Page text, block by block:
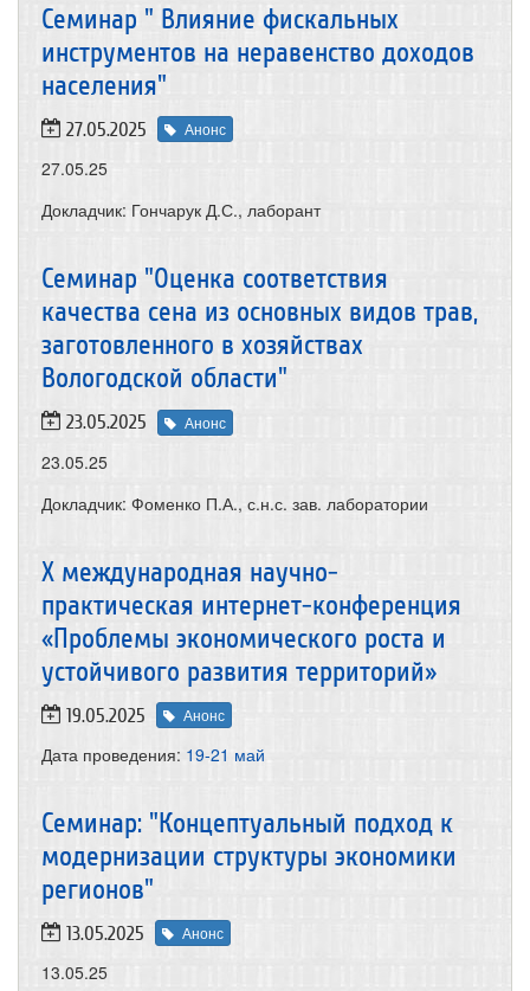
Семинар " Влияние фискальных
инструментов на неравенство доходов
населения"
27.05.2025 Анонс
27.05.25
Докладчик: Гончарук Д.С., лаборант
Семинар "Оценка соответствия
качества сена из основных видов трав,
заготовленного в хозяйствах
Вологодской области"
23.05.2025 Анонс
23.05.25
Докладчик: Фоменко П.А., с.н.с. зав. лаборатории
X международная научно-
практическая интернет-конференция
«Проблемы экономического роста и
устойчивого развития территорий»
19.05.2025 Анонс
Дата проведения: 19-21 май
Семинар: "Концептуальный подход к
модернизации структуры экономики
регионов"
13.05.2025 Анонс
13.05.25